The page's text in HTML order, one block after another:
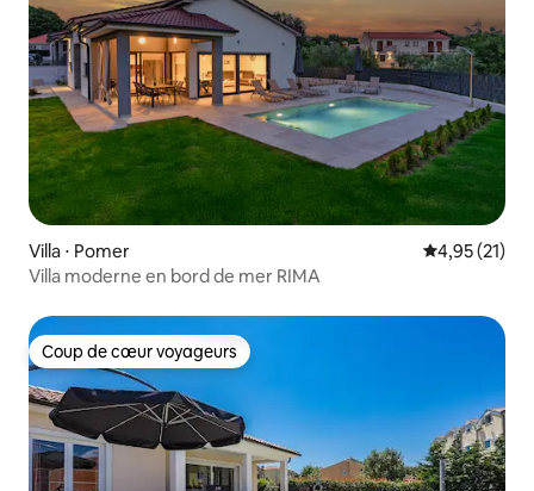
Villa ⋅ Pomer Évaluation
4,95 (21)
Villa moderne en bord de mer RIMA
Coup de cœur voyageurs
Coup de cœur voyageurs